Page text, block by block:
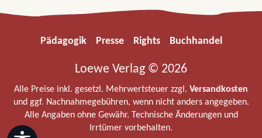
Pädagogik Presse Rights Buchhandel
Loewe Verlag © 2026
Alle Preise inkl. gesetzl. Mehrwertsteuer zzgl. Versandkosten
und ggf. Nachnahmegebühren, wenn nicht anders angegeben.
Alle Angaben ohne Gewähr. Technische Änderungen und
Irrtümer vorbehalten.